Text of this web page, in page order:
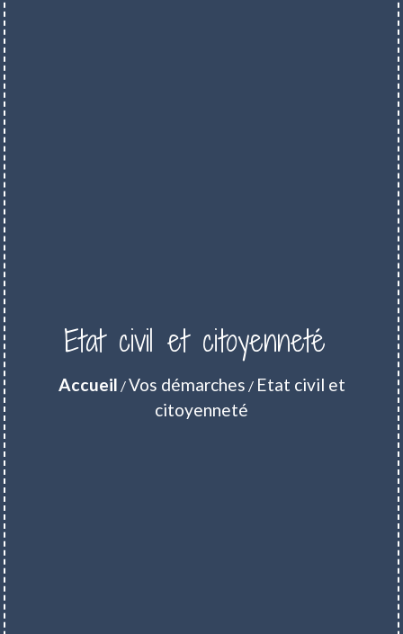
Etat civil et citoyenneté
Accueil /Vos démarches / Etat civil et
citoyenneté